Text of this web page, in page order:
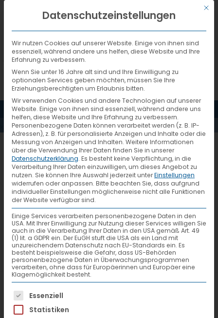
DEUTSCH
MENÜ
SIGNET-
KLICK-FUER-
DIE-UMWELT
Mit
Datenschutzeinstellungen
Wir nutzen Cookies auf unserer Website. Einige von ihnen sind
essenziell, während andere uns helfen, diese Website und Ihre
Erfahrung zu verbessern.
Wenn Sie unter 16 Jahre alt sind und Ihre Einwilligung zu
optionalen Services geben möchten, müssen Sie Ihre
Erziehungsberechtigten um Erlaubnis bitten.
Wir verwenden Cookies und andere Technologien auf unserer
Website. Einige von ihnen sind essenziell, während andere uns
helfen, diese Website und Ihre Erfahrung zu verbessern.
Personenbezogene Daten können verarbeitet werden (z. B. IP-
Adressen), z. B. für personalisierte Anzeigen und Inhalte oder die
Messung von Anzeigen und Inhalten. Weitere Informationen
über die Verwendung Ihrer Daten finden Sie in unserer
Datenschutzerklärung. Es besteht keine Verpflichtung, in die
Verarbeitung Ihrer Daten einzuwilligen, um dieses Angebot zu
nutzen. Sie können Ihre Auswahl jederzeit unterEinstellungen
widerrufen oder anpassen. Bitte beachten Sie, dass aufgrund
individueller Einstellungen möglicherweise nicht alle Funktionen
der Website verfügbar sind.
Einige Services verarbeiten personenbezogene Daten in den
USA. Mit Ihrer Einwilligung zur Nutzung dieser Services willigen Sie
auch in die Verarbeitung Ihrer Daten in den USA gemäß Art. 49
(1) lit. a GDPR ein. Der EuGH stuft die USA als ein Land mit
unzureichendem Datenschutz nach EU-Standards ein. Es
besteht beispielsweise die Gefahr, dass US-Behörden
personenbezogene Daten in Überwachungsprogrammen
verarbeiten, ohne dass für Europäerinnen und Europäer eine
Klagemöglichkeit besteht.
Es folgt eine Liste der Service-Gruppen,
Essenziell
Statistiken